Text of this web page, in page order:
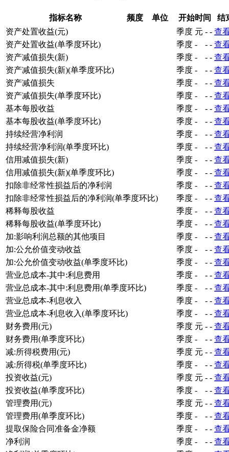
指标名称 频度 单位 开始时间
结
资产处置收益(元)
季度 元 - - 查
资产处置收益(单季度环比)
季度 - - - 查
资产减值损失(新)
季度 - - - 查
资产减值损失(新)(单季度环比)
季度 - - - 查
资产减值损失
季度 - - - 查
资产减值损失(单季度环比)
季度 - - - 查
基本每股收益
季度 - - - 查
基本每股收益(单季度环比)
季度 - - - 查
持续经营净利润
季度 - - - 查
持续经营净利润(单季度环比)
季度 - - - 查
信用减值损失(新)
季度 - - - 查
信用减值损失(新)(单季度环比)
季度 - - - 查
扣除非经常性损益后的净利润
季度 - - - 查
扣除非经常性损益后的净利润(单季度环比)
季度 - - - 查
稀释每股收益
季度 - - - 查
稀释每股收益(单季度环比)
季度 - - - 查
加:影响利润总额的其他项目
季度 - - - 查
加:公允价值变动收益
季度 - - - 查
加:公允价值变动收益(单季度环比)
季度 - - - 查
营业总成本-其中:利息费用
季度 - - - 查
营业总成本-其中:利息费用(单季度环比)
季度 - - - 查
营业总成本-利息收入
季度 - - - 查
营业总成本-利息收入(单季度环比)
季度 - - - 查
财务费用(元)
季度 元 - - 查
财务费用(单季度环比)
季度 - - - 查
减:所得税费用(元)
季度 元 - - 查
减:所得税(单季度环比)
季度 - - - 查
投资收益(元)
季度 元 - - 查
投资收益(单季度环比)
季度 - - - 查
管理费用(元)
季度 元 - - 查
管理费用(单季度环比)
季度 - - - 查
提取保险合同准备金净额
季度 - - - 查
净利润
季度 - - - 查